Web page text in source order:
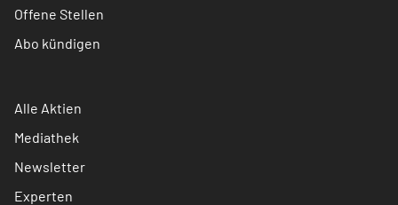
Offene Stellen
Abo kündigen
Alle Aktien
Mediathek
Newsletter
Experten